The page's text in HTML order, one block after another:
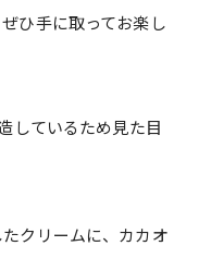
ひ手に取ってお楽し
しているため見た目
クリームに、カカオ